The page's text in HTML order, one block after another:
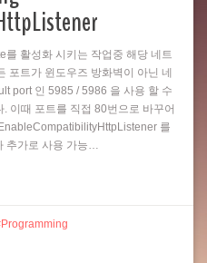
활성화 시키는 작업중 해당 네트
포트가 윈도우즈 방화벽이 아닌 네
port 인 5985 / 5986 을 사용 할 수
이때 포트를 직접 80번으로 바꾸어
를
추가로 사용 가능…
Programming